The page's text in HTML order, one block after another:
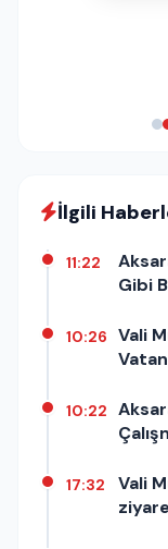
İlgili
11:22
Gibi
10:26
Vali
10:22
17:32
Vali